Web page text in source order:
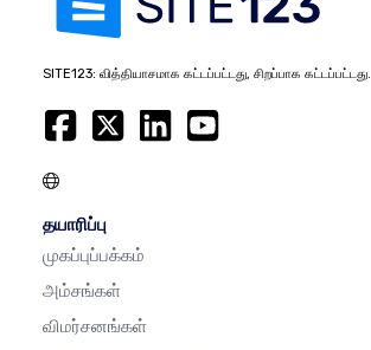
SITE123: வித்தியாசமாக கட்டப்பட்டது, சிறப்பாக கட்டப்பட்டது.
தயாரிப்பு
முகப்புப்பக்கம்
அம்சங்கள்
விமர்சனங்கள்